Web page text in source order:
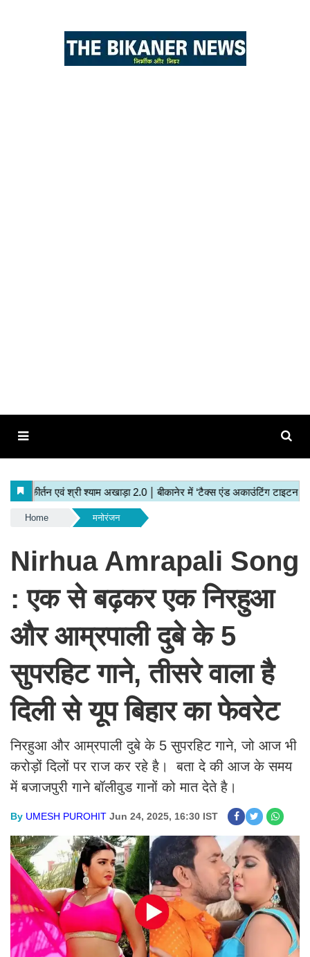
Home मनोरंजन
Nirhua Amrapali Song
: एक से बढ़कर एक निरहुआ
और आम्रपाली दुबे के 5
सुपरहिट गाने, तीसरे वाला है
दिली से यूप बिहार का फेवरेट
निरहुआ और आम्रपाली दुबे के 5 सुपरहिट गाने, जो आज भी
करोड़ों दिलों पर राज कर रहे है। बता दे की आज के समय
में बजाजपुरी गाने बॉलीवुड गानों को मात देते है।
By UMESH PUROHIT Jun 24, 2025, 16:30 IST